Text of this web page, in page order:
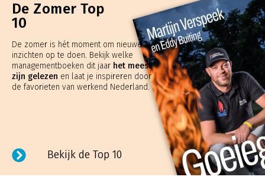
5
De Zomer Top
10
De zomer is hét moment om nieuwe
inzichten op te doen. Bekijk welke
managementboeken dit jaar het meest
zijn gelezen en laat je inspireren door
de favorieten van werkend Nederland.
Bekijk de Top 10